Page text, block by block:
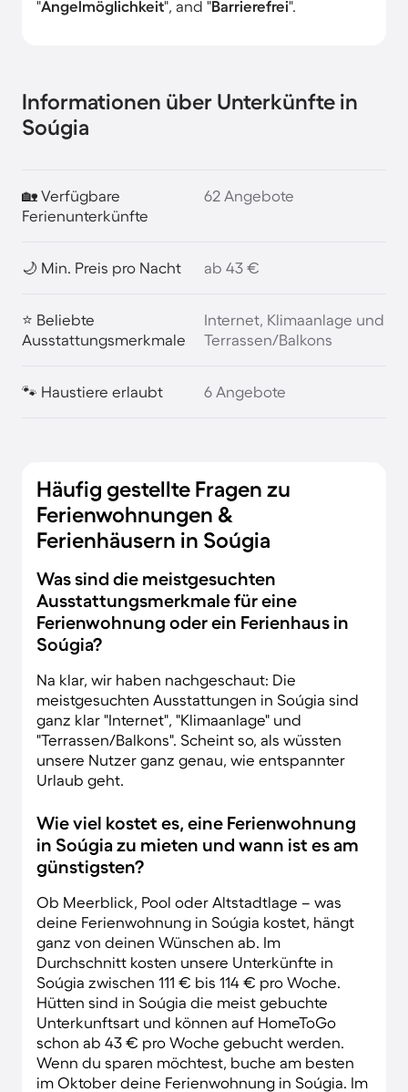
"Angelmöglichkeit", and "Barrierefrei".
Informationen über Unterkünfte in
Soúgia
🏡 Verfügbare
Ferienunterkünfte
62 Angebote
🌙 Min. Preis pro Nacht ab 43 €
⭐ Beliebte
Ausstattungsmerkmale
Internet, Klimaanlage und
Terrassen/Balkons
🐾 Haustiere erlaubt 6 Angebote
Häufig gestellte Fragen zu
Ferienwohnungen &
Ferienhäusern in Soúgia
Was sind die meistgesuchten
Ausstattungsmerkmale für eine
Ferienwohnung oder ein Ferienhaus in
Soúgia?
Na klar, wir haben nachgeschaut: Die
meistgesuchten Ausstattungen in Soúgia sind
ganz klar "Internet", "Klimaanlage" und
"Terrassen/Balkons". Scheint so, als wüssten
unsere Nutzer ganz genau, wie entspannter
Urlaub geht.
Wie viel kostet es, eine Ferienwohnung
in Soúgia zu mieten und wann ist es am
günstigsten?
Ob Meerblick, Pool oder Altstadtlage – was
deine Ferienwohnung in Soúgia kostet, hängt
ganz von deinen Wünschen ab. Im
Durchschnitt kosten unsere Unterkünfte in
Soúgia zwischen 111 € bis 114 € pro Woche.
Hütten sind in Soúgia die meist gebuchte
Unterkunftsart und können auf HomeToGo
schon ab 43 € pro Woche gebucht werden.
Wenn du sparen möchtest, buche am besten
im Oktober deine Ferienwohnung in Soúgia. Im